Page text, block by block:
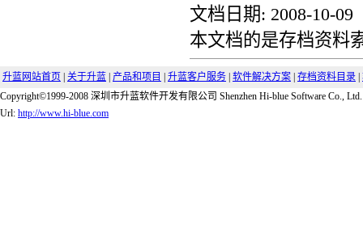
文档日期: 2008-10-09
本文档的是存档资料
升蓝网站首页 关于升蓝 产品和项目 升蓝客户服务 软件解决方案 存档资料目录
Copyright©1999-2008 深圳市升蓝软件开发有限公司 Shenzhen Hi-blue Software Co., Ltd.
Url: http://www.hi-blue.com